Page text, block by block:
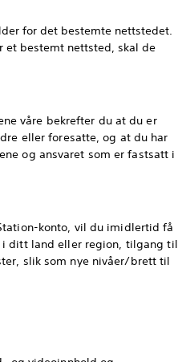
for det bestemte nettstedet.
et bestemt nettsted, skal de
våre bekrefter du at du er
eller foresatte, og at du har
og ansvaret som er fastsatt i
konto, vil du imidlertid få
i ditt land eller region, tilgang til
slik som nye nivåer/brett til